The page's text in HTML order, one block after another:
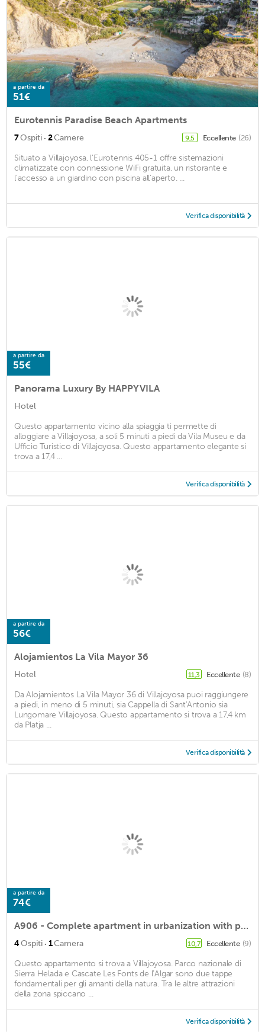
a partire da
51€
Eurotennis Paradise Beach Apartments
7Ospiti · 2Camere 9,5 Eccellente (26)
Situato a Villajoyosa, l'Eurotennis 405-1 offre sistemazioni
climatizzate con connessione WiFi gratuita, un ristorante e
l'accesso a un giardino con piscina all'aperto. ...
Verifica disponibilità
a partire da
55€
Panorama Luxury By HAPPYVILA
Hotel
Questo appartamento vicino alla spiaggia ti permette di
alloggiare a Villajoyosa, a soli 5 minuti a piedi da Vila Museu e da
Ufficio Turistico di Villajoyosa. Questo appartamento elegante si
trova a 17,4 ...
Verifica disponibilità
a partire da
56€
Alojamientos La Vila Mayor 36
Hotel 11,3 Eccellente (8)
Da Alojamientos La Vila Mayor 36 di Villajoyosa puoi raggiungere
a piedi, in meno di 5 minuti, sia Cappella di Sant'Antonio sia
Lungomare Villajoyosa. Questo appartamento si trova a 17,4 km
da Platja ...
Verifica disponibilità
a partire da
74€
A906 - Complete apartment in urbanization with pool, paddle and gym
4Ospiti · 1Camera 10,7 Eccellente (9)
Questo appartamento si trova a Villajoyosa. Parco nazionale di
Sierra Helada e Cascate Les Fonts de l’Algar sono due tappe
fondamentali per gli amanti della natura. Tra le altre attrazioni
della zona spiccano ...
Verifica disponibilità